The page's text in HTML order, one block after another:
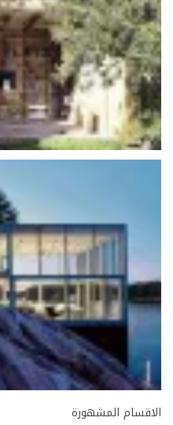
الاقسام المشهورة